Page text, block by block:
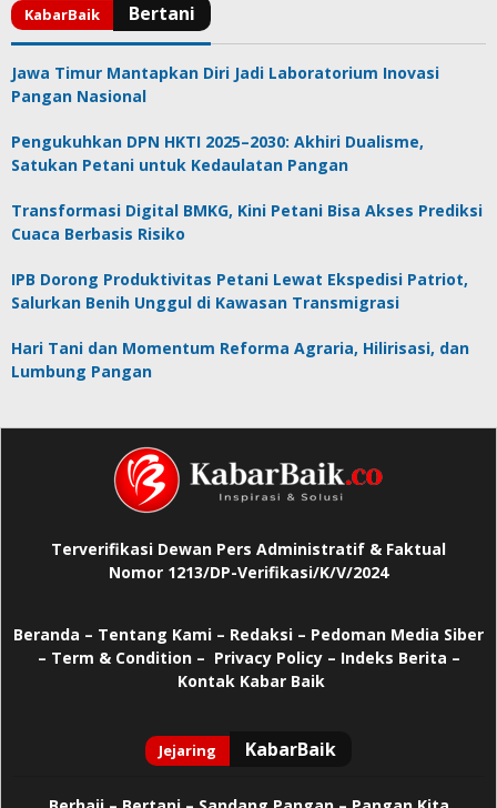
Jawa Timur Mantapkan Diri Jadi Laboratorium Inovasi
Pangan Nasional
Pengukuhkan DPN HKTI 2025–2030: Akhiri Dualisme,
Satukan Petani untuk Kedaulatan Pangan
Transformasi Digital BMKG, Kini Petani Bisa Akses Prediksi
Cuaca Berbasis Risiko
IPB Dorong Produktivitas Petani Lewat Ekspedisi Patriot,
Salurkan Benih Unggul di Kawasan Transmigrasi
Hari Tani dan Momentum Reforma Agraria, Hilirisasi, dan
Lumbung Pangan
Terverifikasi Dewan Pers Administratif & Faktual
Nomor 1213/DP-Verifikasi/K/V/2024
Beranda – Tentang Kami – Redaksi – Pedoman Media Siber
– Term & Condition – Privacy Policy– Indeks Berita –
Kontak Kabar Baik